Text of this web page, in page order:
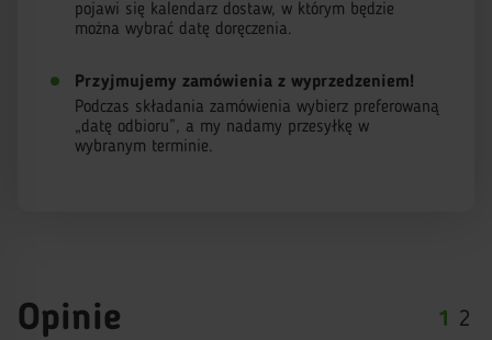
pojawi się kalendarz dostaw, w którym będzie
można wybrać datę doręczenia.
Przyjmujemy zamówienia z wyprzedzeniem!
Podczas składania zamówienia wybierz preferowaną
„datę odbioru”, a my nadamy przesyłkę w
wybranym terminie.
Opinie 1 2